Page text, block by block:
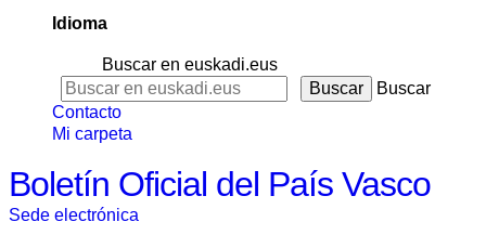
Idioma
Buscar en euskadi.eus
Buscar
Contacto
Mi carpeta
Boletín Oficial del País Vasco
Sede electrónica